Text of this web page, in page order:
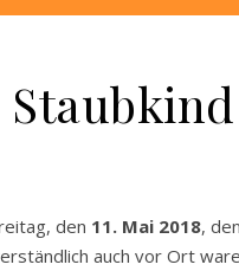
den 11. Mai 2018,
auch vor Ort